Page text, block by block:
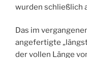
wurden schließlich
Das im
angefertigte
der vollen Länge